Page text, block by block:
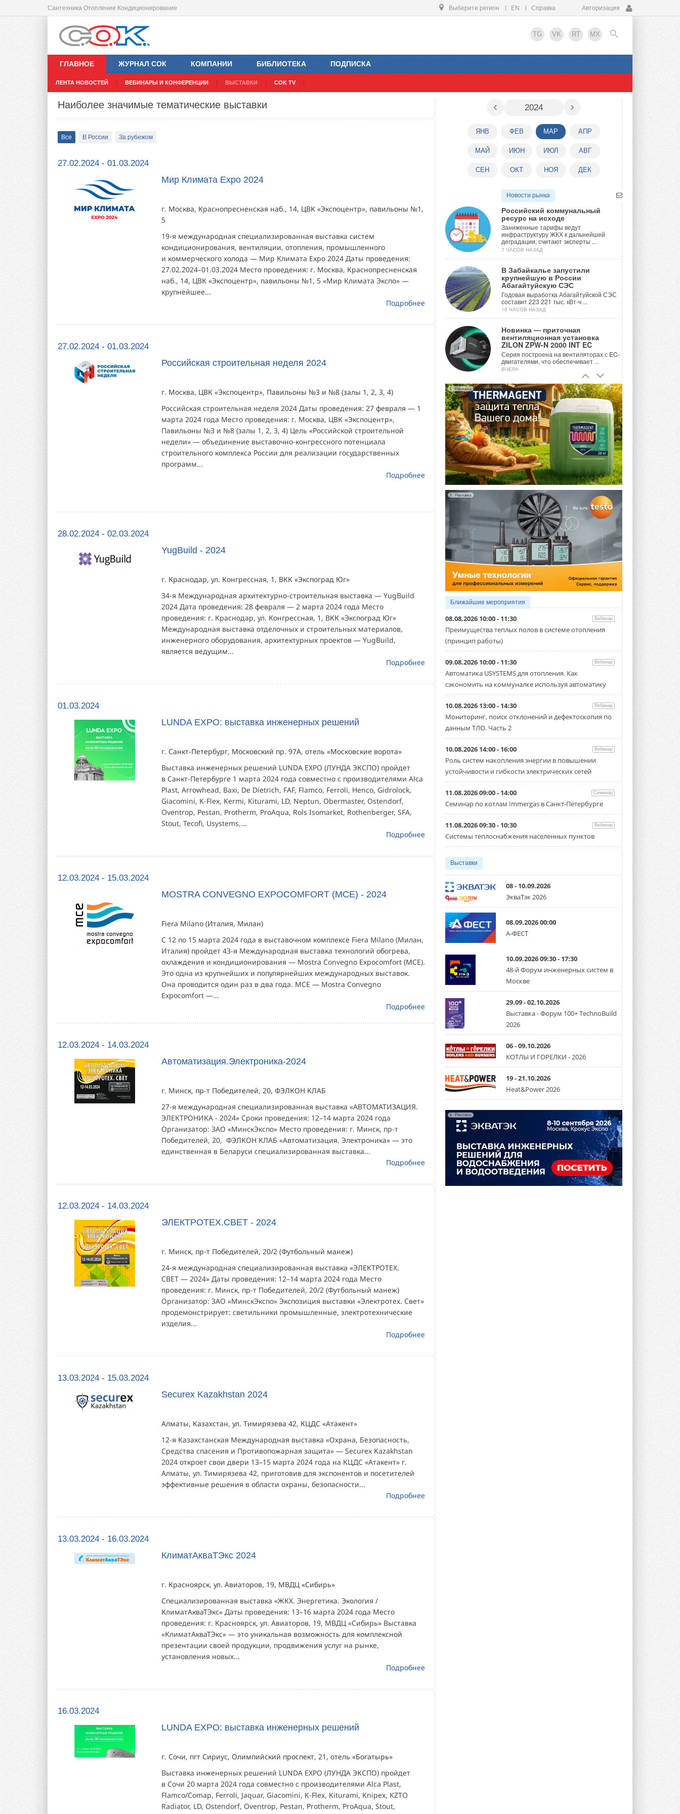
Сантехника Отопление Кондиционирование Выберите регион EN Справка Авторизация
TG VK RT MX
ГЛАВНОЕ
ЛЕНТА НОВОСТЕЙ ВЕБИНАРЫ И КОНФЕРЕНЦИИ ВЫСТАВКИ COK TV
ЖУРНАЛ СОК КОМПАНИИ БИБЛИОТЕКА ПОДПИСКА
EN
Наиболее значимые тематические выставки
Все В России За рубежом
27.02.2024 - 01.03.2024
Мир Климата Expo 2024
г. Москва, Краснопресненская наб., 14, ЦВК «Экспоцентр», павильоны №1,
5
19-я международная специализированная выставка систем
кондиционирования, вентиляции, отопления, промышленного
и коммерческого холода — Мир Климата Expo 2024 Даты проведения:
27.02.2024–01.03.2024 Место проведения: г. Москва, Краснопресненская
наб., 14, ЦВК «Экспоцентр», павильоны №1, 5 «Мир Климата Экспо» —
крупнейшее...
Подробнее
27.02.2024 - 01.03.2024
Российская строительная неделя 2024
г. Москва, ЦВК «Экспоцентр», Павильоны №3 и №8 (залы 1, 2, 3, 4)
Российская строительная неделя 2024 Даты проведения: 27 февраля — 1
марта 2024 года Место проведения: г. Москва, ЦВК «Экспоцентр»,
Павильоны №3 и №8 (залы 1, 2, 3, 4) Цель «Российской строительной
недели» — объединение выставочно-конгрессного потенциала
строительного комплекса России для реализации государственных
программ...
Подробнее
28.02.2024 - 02.03.2024
YugBuild - 2024
г. Краснодар, ул. Конгрессная, 1, ВКК «Экспоград Юг»
34-я Международная архитектурно-строительная выставка — YugBuild
2024 Дата проведения: 28 февраля — 2 марта 2024 года Место
проведения: г. Краснодар, ул. Конгрессная, 1, ВКК «Экспоград Юг»
Международная выставка отделочных и строительных материалов,
инженерного оборудования, архитектурных проектов — YugBuild,
является ведущим...
Подробнее
01.03.2024
LUNDA EXPO: выставка инженерных решений
г. Санкт-Петербург, Московский пр. 97А, отель «Московские ворота»
Выставка инженерных решений LUNDA EXPO (ЛУНДА ЭКСПО) пройдет
в Санкт-Петербурге 1 марта 2024 года совместно с производителями Alca
Plast, Arrowhead, Baxi, De Dietrich, FAF, Flamco, Ferroli, Henco, Gidrolock,
Giacomini, K-Flex, Kermi, Kiturami, LD, Neptun, Obermaster, Ostendorf,
Oventrop, Pestan, Protherm, ProAqua, Rols Isomarket, Rothenberger, SFA,
Stout, Tecofi, Usystems,...
Подробнее
12.03.2024 - 15.03.2024
MOSTRA CONVEGNO EXPOCOMFORT (MCE) - 2024
Fiera Milano (Италия, Милан)
С 12 по 15 марта 2024 года в выставочном комплексе Fiera Milano (Милан,
Италия) пройдет 43-я Международная выставка технологий обогрева,
охлаждения и кондиционирования — Mostra Convegno Expocomfort (MCE).
Это одна из крупнейших и популярнейших международных выставок.
Она проводится один раз в два года. MCE — Mostra Convegno
Expocomfort —...
Подробнее
12.03.2024 - 14.03.2024
Автоматизация.Электроника-2024
г. Минск, пр-т Победителей, 20, ФЭЛКОН КЛАБ
27-я международная специализированная выставка «АВТОМАТИЗАЦИЯ.
ЭЛЕКТРОНИКА - 2024» Сроки проведения: 12–14 марта 2024 года
Организатор: ЗАО «МинскЭкспо» Место проведения: г. Минск, пр-т
Победителей, 20, ФЭЛКОН КЛАБ «Автоматизация. Электроника» — это
единственная в Беларуси специализированная выставка...
Подробнее
12.03.2024 - 14.03.2024
ЭЛЕКТРОТЕХ.СВЕТ - 2024
г. Минск, пр-т Победителей, 20/2 (Футбольный манеж)
24-я международная специализированная выставка «ЭЛЕКТРОТЕХ.
СВЕТ — 2024» Даты проведения: 12–14 марта 2024 года Место
проведения: г. Минск, пр-т Победителей, 20/2 (Футбольный манеж)
Организатор: ЗАО «МинскЭкспо» Экспозиция выставки «Электротех. Свет»
продемонстрирует: светильники промышленные, электротехнические
изделия...
Подробнее
13.03.2024 - 15.03.2024
Securex Kazakhstan 2024
Алматы, Казахстан, ул. Тимирязева 42, КЦДС «Атакент»
12-я Казахстанская Международная выставка «Охрана, Безопасность,
Средства спасения и Противопожарная защита» — Securex Kazakhstan
2024 откроет свои двери 13–15 марта 2024 года на КЦДС «Атакент» г.
Алматы, ул. Тимирязева 42, приготовив для экспонентов и посетителей
эффективные решения в области охраны, безопасности...
Подробнее
13.03.2024 - 16.03.2024
КлиматАкваТЭкс 2024
г. Красноярск, ул. Авиаторов, 19, МВДЦ «Сибирь»
Специализированная выставка «ЖКХ. Энергетика. Экология /
КлиматАкваТЭкс» Даты проведения: 13–16 марта 2024 года Место
проведения: г. Красноярск, ул. Авиаторов, 19, МВДЦ «Сибирь» Выставка
«КлиматАкваТЭкс» — это уникальная возможность для комплексной
презентации своей продукции, продвижения услуг на рынке,
установления новых...
Подробнее
16.03.2024
LUNDA EXPO: выставка инженерных решений
г. Сочи, пгт Сириус, Олимпийский проспект, 21, отель «Богатырь»
Выставка инженерных решений LUNDA EXPO (ЛУНДА ЭКСПО) пройдет
в Сочи 20 марта 2024 года совместно с производителями Alca Plast,
Flamco/Comap, Ferroli, Jaquar, Giacomini, K-Flex, Kiturami, Knipex, KZTO
Radiator, LD, Ostendorf, Oventrop, Pestan, Protherm, ProAqua, Stout,
‹ 2024 ›
ЯНВ ФЕВ МАР АПР
МАЙ ИЮН ИЮЛ АВГ
СЕН ОКТ НОЯ ДЕК
Новости рынка
Российский коммунальный
ресурс на исходе
Заниженные тарифы ведут
инфраструктуру ЖКХ к дальнейшей
деградации, считают эксперты ...
7 ЧАСОВ НАЗАД
В Забайкалье запустили
крупнейшую в России
Абагайтуйскую СЭС
Годовая выработка Абагайтуйской СЭС
составит 223 221 тыс. кВт-ч ...
10 ЧАСОВ НАЗАД
Новинка — приточная
вентиляционная установка
ZILON ZPW-N 2000 INT EC
Серия построена на вентиляторах с EC-
двигателями, что обеспечивает ...
ВЧЕРА
Учёные ЮУрГУ создали
каскадную установку,
объединяющую солнечную и
геотермальную энергию
Природосберегающие технологии ...
ВЧЕРА
Для Арктики создали
технологию защиты
ветрогенераторов от аварий
Разработка учитывает влияние
мерзлоты, обледенения и снеговых ...
ВЧЕРА
Гибридный тепловой насос PV/T
с одним общим испарителем
Исследователи предложили
конструкцию двухисточникового ...
5 АВГУСТА 2026
21-й ежегодный форум
«ЦОД-2026»
Мероприятие пройдет 2-3 сентября в
отеле Radisson Slavyanskaya. Форум
посетит более двух тысяч участников ...
5 АВГУСТА 2026
Китайская Shenling представила
«воздух-вода» на R290
Серия ThermaX R290 All-In-One
включает три модели ...
Тепловые насосы в связке с
солнечной генерацией и
накопителем снижают
потребление на 60%
Исследователи из Италии установили ...
4 АВГУСТА 2026
«РУСКЛИМАТ Fest 2026» в Уфе
собрал свыше 700 профи
климатической отрасли
Организатором выступил торгово-
производственный холдинг ...
«Датарк» испытал модульный
ЦОД с плотностью 54 кВт на
стойку
Испытания прошли на собственной
производственной площадке и были ...
3 АВГУСТА 2026
систему DVM на R32
Линейка включает семь типоразмеров
производительностью от 22,4 до 56 кВт.
Суммарная длина трубопроводов ...
3 АВГУСТА 2026
«СиСофт Девелопмент» подвел
итоги конкурса студенческих
стартует уже в сентябре 2026 года ...
3 АВГУСТА 2026
«Русклимат» укрепляет
партнёрство за Уралом
Президент Омского землячества в
Москве Михаил Тимошенко посетил
Омск с трёхдневным рабочим визитом ...
31 ИЮЛЯ 2026
Carrier модернизирует
флагманский чиллер AquaEdge
19XR
работающую на хладагенте R1234ze ...
31 ИЮЛЯ 2026
охлаждения для ЦОД
Mitsubishi Electric создаёт в США новую
31 ИЮЛЯ 2026
США запретили использование
иностранных инверторов
28 июля 2026 года Федеральная
Реклама
Реклама
Ближайшие мероприятия
08.08.2026 10:00 - 11:30 Вебинар
Преимущества теплых полов в системе отопления
(принцип работы)
09.08.2026 10:00 - 11:30 Вебинар
Автоматика USYSTEMS для отопления. Как
сэкономить на коммуналке используя автоматику
10.08.2026 13:00 - 14:30 Вебинар
Мониторинг, поиск отклонений и дефектоскопия по
данным ТЛО. Часть 2
10.08.2026 14:00 - 16:00 Вебинар
Роль систем накопления энергии в повышении
устойчивости и гибкости электрических сетей
11.08.2026 09:00 - 14:00 Семинар
Семинар по котлам Immergas в Санкт-Петербурге
11.08.2026 09:30 - 10:30 Вебинар
Системы теплоснабжения населенных пунктов
Выставки
08 - 10.09.2026
ЭкваТэк 2026
08.09.2026 00:00
А-ФЕСТ
10.09.2026 09:30 - 17:30
48-й Форум инженерных систем в
Москве
29.09 - 02.10.2026
Выставка - Форум 100+ TechnoBuild
2026
06 - 09.10.2026
КОТЛЫ И ГОРЕЛКИ - 2026
19 - 21.10.2026
Heat&Power 2026
Реклама